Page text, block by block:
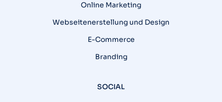
Online Marketing
Webseitenerstellung und Design
E-Commerce
Branding
SOCIAL